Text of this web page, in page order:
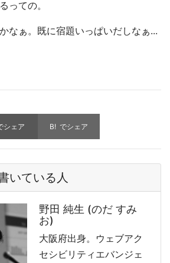
っての。
なぁ。既に宿題いっぱいだしなぁ...
シェア でシェア
いている人
野田 純生 (のだ すみ
お)
大阪府出身。ウェブアク
セシビリティエバンジェ